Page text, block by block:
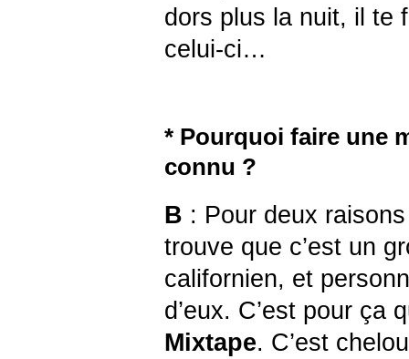
dors plus la nuit, il te
celui-ci…
* Pourquoi faire une
connu ?
B : Pour deux
trouve que c’est un
californien, et
d’eux. C’est pour ça
Mixtape. C’est